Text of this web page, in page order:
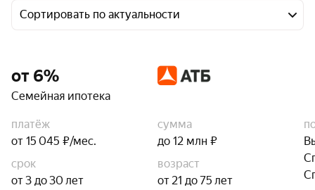
Сортировать по актуальности
от 6%
Семейная ипотека
платёж
от 15 045 ₽/мес.
сумма
до 12 млн ₽
срок
от 3 до 30 лет
возраст
от 21 до 75 лет